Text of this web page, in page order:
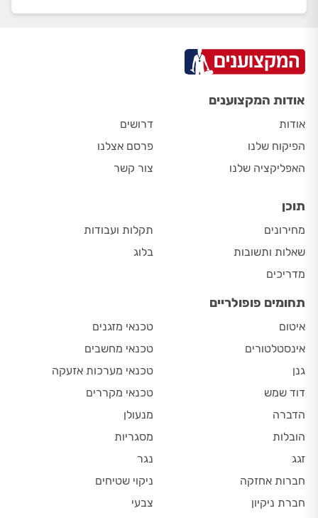
אודות המקצוענים
אודות
הפיקוח שלנו
האפליקציה שלנו
דרושים
פרסם אצלנו
צור קשר
תוכן
מחירונים
שאלות ותשובות
מדריכים
תקלות ועבודות
בלוג
תחומים פופולריים
איטום
אינסטלטורים
גנן
דוד שמש
הדברה
הובלות
זגג
חברות אחזקה
חברת ניקיון
טכנאי מזגנים
טכנאי מחשבים
טכנאי מערכות אזעקה
טכנאי מקררים
מנעולן
מסגריות
נגר
ניקוי שטיחים
צבעי